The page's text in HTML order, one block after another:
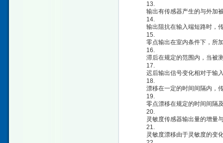
13.
输出有传感器产生的与外加被
14.
输出阻抗在输入端短路时，传
15.
零点输出在室内条件下，所加
16.
滞后在规定的范围内，当被测
17.
迟后输出信号变化相对于输入
18.
漂移在一定的时间间隔内，传
19.
零点漂移在规定的时间间隔及
20.
灵敏度传感器输出量的增量与
21.
灵敏度漂移由于灵敏度的变化